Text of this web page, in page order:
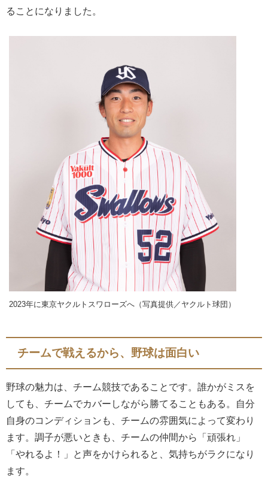
ることになりました。
2023年に東京ヤクルトスワローズへ（写真提供／ヤクルト球団）
チームで戦えるから、野球は面白い
野球の魅力は、チーム競技であることです。誰かがミスを
しても、チームでカバーしながら勝てることもある。自分
自身のコンディションも、チームの雰囲気によって変わり
ます。調子が悪いときも、チームの仲間から「頑張れ」
「やれるよ！」と声をかけられると、気持ちがラクになり
ます。